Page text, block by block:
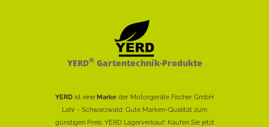
YERD®Gartentechnik-Produkte
YERD ist eine Marke der Motorgeräte Fischer GmbH
Lahr - Schwarzwald: Gute Marken-Qualität zum
günstigen Preis. YERD Lagerverkauf: Kaufen Sie jetzt